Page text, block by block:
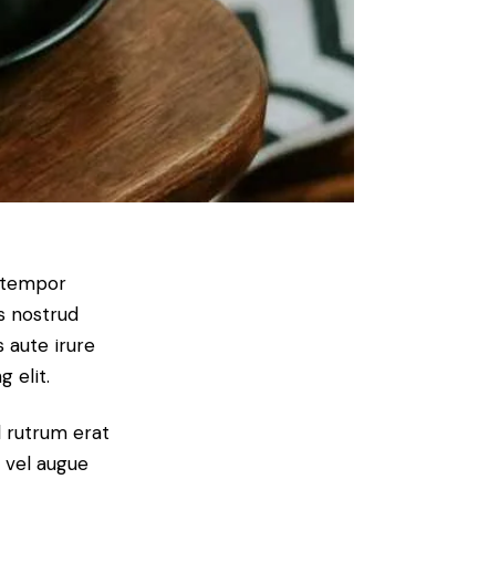
nostrud
aute irure
elit.
rutrum erat
augue